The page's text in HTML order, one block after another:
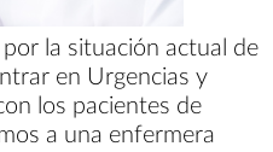
la situación actual de
en Urgencias y
los pacientes de
a una enfermera